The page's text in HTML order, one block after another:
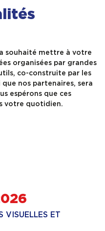
souhaité mettre à votre
organisées par grandes
co-construite par les
nos partenaires, sera
espérons que ces
votre quotidien.
VISUELLES ET